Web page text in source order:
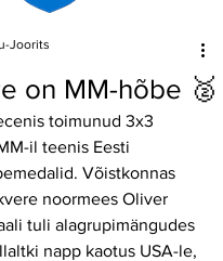
on MM-hõbe 🥈
Joorits
toimunud 3x3
il teenis Eesti
Võistkonnas
noormees Oliver
tuli alagrupimängudes
napp kaotus USA-le,